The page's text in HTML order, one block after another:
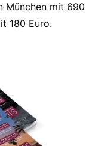
München mit 690
180 Euro.